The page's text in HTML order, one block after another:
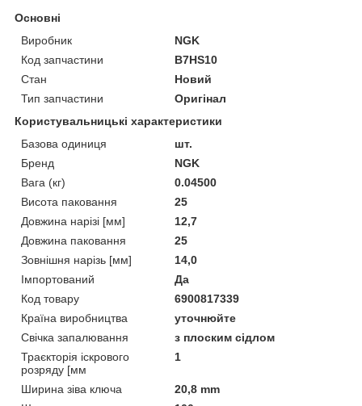
Основні
Виробник
NGK
Код запчастини
B7HS10
Стан
Новий
Тип запчастини
Оригінал
Користувальницькі характеристики
Базова одиниця
шт.
Бренд
NGK
Вага (кг)
0.04500
Висота паковання
25
Довжина нарізі [мм]
12,7
Довжина паковання
25
Зовнішня нарізь [мм]
14,0
Імпортований
Да
Код товару
6900817339
Країна виробництва
уточнюйте
Свічка запалювання
з плоским сідлом
Траєкторія іскрового
розряду [мм
1
Ширина зіва ключа
20,8 mm